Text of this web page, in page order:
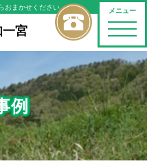
メニュー
toggle
おまかせください
宮
例